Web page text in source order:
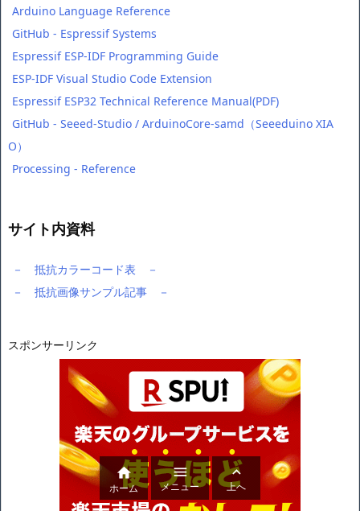
Arduino Language Reference
GitHub - Espressif Systems
Espressif ESP-IDF Programming Guide
ESP-IDF Visual Studio Code Extension
Espressif ESP32 Technical Reference Manual(PDF)
GitHub - Seeed-Studio / ArduinoCore-samd（Seeeduino XIA
O）
Processing - Reference
サイト内資料
－ 抵抗カラーコード表 －
－ 抵抗画像サンプル記事 －
スポンサーリンク

ホーム

メニュー

上へ